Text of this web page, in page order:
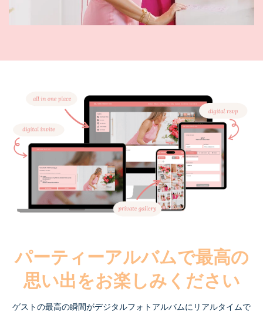
パーティーアルバムで最高の
思い出をお楽しみください
ゲストの最高の瞬間がデジタルフォトアルバムにリアルタイムで